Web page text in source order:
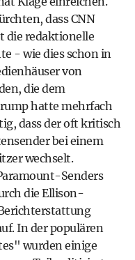
dass CNN
die redaktionelle
- wie dies schon in
von
die dem
hatte mehrfach
dass der oft kritisch
bei einem
wechselt.
Senders
die Ellison-
In der populären
wurden einige